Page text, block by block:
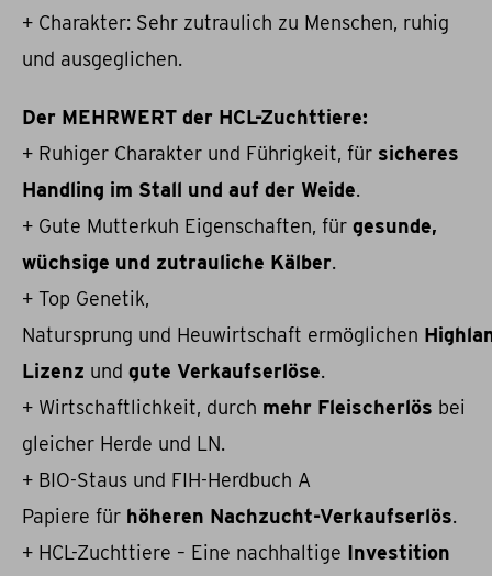
+ Charakter: Sehr zutraulich zu Menschen, ruhig
und ausgeglichen.
Der MEHRWERT der HCL-Zuchttiere:
+ Ruhiger Charakter und Führigkeit, für sicheres
Handling im Stall und auf der Weide.
+ Gute Mutterkuh Eigenschaften, für gesunde,
wüchsige und zutrauliche Kälber.
+ Top Genetik,
Natursprung und Heuwirtschaft ermöglichen
Lizenz und gute Verkaufserlöse.
+ Wirtschaftlichkeit, durch mehr Fleischerlös bei
gleicher Herde und LN.
+ BIO-Staus und FIH-Herdbuch A
Papiere für höheren Nachzucht-Verkaufserlös.
+ HCL-Zuchttiere – Eine nachhaltige Investition